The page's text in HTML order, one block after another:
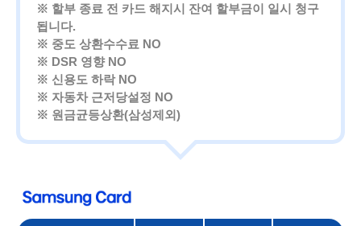
※ 할부 종료 전 카드 해지시 잔여 할부금이 일시 청구
됩니다.
※ 중도 상환수수료 NO
※ DSR 영향 NO
※ 신용도 하락 NO
※ 자동차 근저당설정 NO
※ 원금균등상환(삼성제외)